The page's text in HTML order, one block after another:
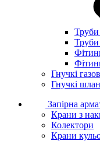
Труби
Труби
Гнучкі
Гнучкі
Запірна
Крани з
Колектори
Крани